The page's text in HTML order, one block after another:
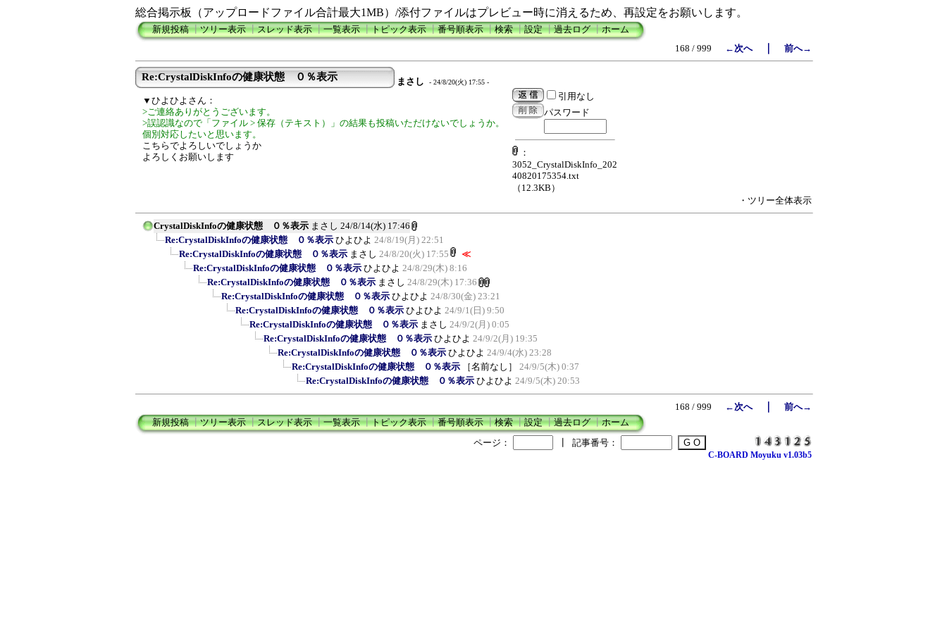
総合掲示板（アップロードファイル合計最大1MB）/添付ファイルはプレビュー時に消えるため、再設定をお願いします。
新規投稿┃ツリー表示┃スレッド表示┃一覧表示┃トピック表示┃番号順表示┃検索┃設定┃過去ログ┃ホーム
168 / 999
←次へ｜ 前へ→
Re:CrystalDiskInfoの健康状態 ０％表示 まさし - 24/8/20(火) 17:55 -
▼ひよひよさん：
>ご連絡ありがとうございます。
>誤認識なので「ファイル > 保存（テキスト）」の結果も投稿いただけないでしょうか。
個別対応したいと思います。
こちらでよろしいでしょうか
よろしくお願いします
引用なし
パスワード
：
3052_CrystalDiskInfo_202
40820175354.txt
（12.3KB）
・ツリー全体表示
CrystalDiskInfoの健康状態 ０％表示 まさし 24/8/14(水) 17:46
Re:CrystalDiskInfoの健康状態 ０％表示 ひよひよ 24/8/19(月) 22:51
Re:CrystalDiskInfoの健康状態 ０％表示 まさし 24/8/20(火) 17:55
≪
Re:CrystalDiskInfoの健康状態 ０％表示 ひよひよ 24/8/29(木) 8:16
Re:CrystalDiskInfoの健康状態 ０％表示 まさし 24/8/29(木) 17:36
Re:CrystalDiskInfoの健康状態 ０％表示 ひよひよ 24/8/30(金) 23:21
Re:CrystalDiskInfoの健康状態 ０％表示 ひよひよ 24/9/1(日) 9:50
Re:CrystalDiskInfoの健康状態 ０％表示 まさし 24/9/2(月) 0:05
Re:CrystalDiskInfoの健康状態 ０％表示 ひよひよ 24/9/2(月) 19:35
Re:CrystalDiskInfoの健康状態 ０％表示 ひよひよ 24/9/4(水) 23:28
Re:CrystalDiskInfoの健康状態 ０％表示
［名前なし］
24/9/5(木) 0:37
Re:CrystalDiskInfoの健康状態 ０％表示 ひよひよ 24/9/5(木) 20:53
168 / 999 ←次へ｜ 前へ→
新規投稿┃ツリー表示┃スレッド表示┃一覧表示┃トピック表示┃番号順表示┃検索┃設定┃過去ログ┃ホーム
ページ：
記事番号：
C-BOARD Moyuku v1.03b5